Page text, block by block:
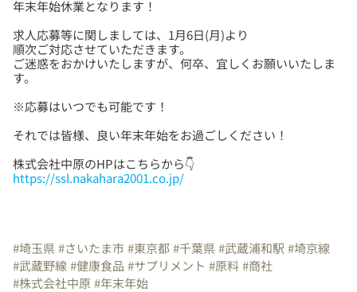
求人応募等に関しましては、1月6日(月)より
順次ご対応させていただきます。
ご迷惑をおかけいたしますが、何卒、宜しくお願いいたしま
https://ssl.nakahara2001.co.jp/
#埼玉県#さいたま市 #東京都#千葉県#武蔵浦和駅 #埼京線
#武蔵野線 #健康食品 #サプリメント #原料#商社
#株式会社中原 #年末年始